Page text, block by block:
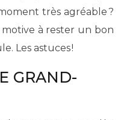
très agréable ?
à rester un bon
Les astuces !
GRAND-